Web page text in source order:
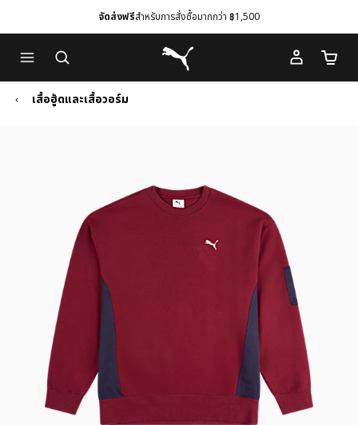
to
Main
content
to
Footer
Content
จัดส่งฟรีสำหรับการสั่งซื้อมากกว่า ฿1,500
Puma โฮม
จำนว
เสื้อฮู้ดและเสื้อวอร์ม